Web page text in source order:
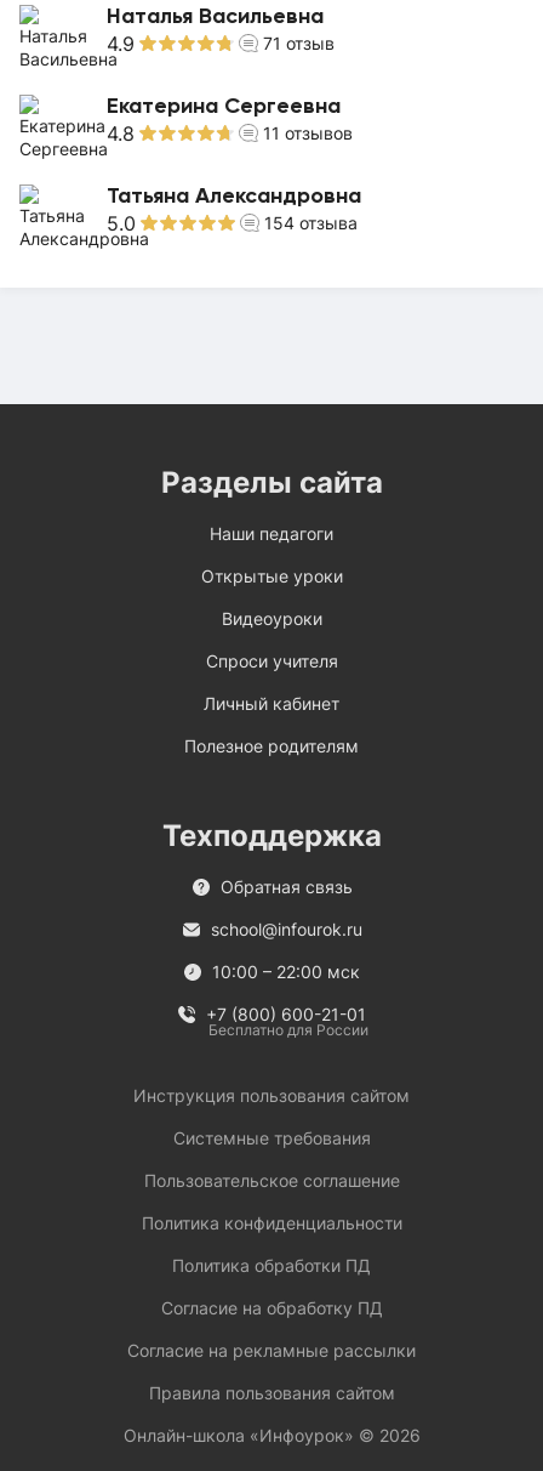
Наталья Васильевна
4.9 71 отзыв
Екатерина Сергеевна
4.8 11 отзывов
Татьяна Александровна
5.0 154 отзыва
Разделы сайта
Наши педагоги
Открытые уроки
Видеоуроки
Спроси учителя
Личный кабинет
Полезное родителям
Техподдержка
Обратная связь
school@infourok.ru
10:00 – 22:00 мск
+7 (800) 600-21-01
Бесплатно для России
Инструкция пользования сайтом
Системные требования
Пользовательское соглашение
Политика конфиденциальности
Политика обработки ПД
Согласие на обработку ПД
Согласие на рекламные рассылки
Правила пользования сайтом
Онлайн-школа «Инфоурок» © 2026